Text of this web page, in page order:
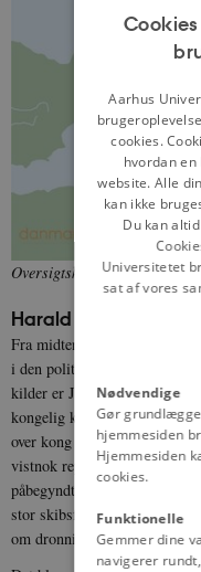
Oversigtskort over
Harald Blåtand og
Fra midten af 900-årene og
i den politiske historie og i
kilder er
kongelig kvalitet, og de
over kong Gorm og dronning
vistnok repræsenterer et nyt
påbegyndt som et hedensk
stor skibsformet stensætning
om dronning Thyra.
Aarhus
cookies.
hvordan
website. Alle
kan ikke
Du kan
Universitetet
sat af vores
Nødvendige
Gør
hjemmesiden
Hjemmesiden
cookies.
Funktionelle
Gemmer dine
navigerer